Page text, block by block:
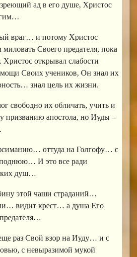
ад в его душе, Христос
враг… и потому Христос
миловать Своего предателя, пока
открывал слабости
Своих учеников, Он знал их
знал цель их жизни.
свободно их обличать, учить и
призванию апостола, но Иуды –
оттуда на Голгофу… с
И это все ради
душ…
этой чаши страданий…
видит крест… а душа Его
раз Свой взор на Иуду… и с
с невыразимой мукой